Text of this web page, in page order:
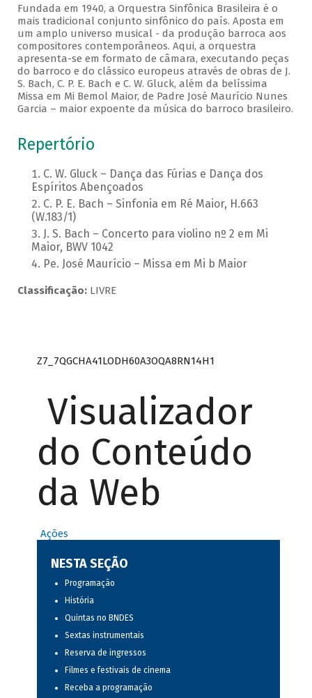
Fundada em 1940, a Orquestra Sinfônica Brasileira é o
mais tradicional conjunto sinfônico do país. Aposta em
um amplo universo musical - da produção barroca aos
compositores contemporâneos. Aqui, a orquestra
apresenta-se em formato de câmara, executando peças
do barroco e do clássico europeus através de obras de J.
S. Bach, C. P. E. Bach e C. W. Gluck, além da belíssima
Missa em Mi Bemol Maior, de Padre José Maurício Nunes
Garcia – maior expoente da música do barroco brasileiro.
Repertório
C. W. Gluck – Dança das Fúrias e Dança dos
Espíritos Abençoados
C. P. E. Bach – Sinfonia em Ré Maior, H.663
(W.183/1)
J. S. Bach – Concerto para violino nº 2 em Mi
Maior, BWV 1042
Pe. José Maurício – Missa em Mi b Maior
Classificação:LIVRE
Z7_7QGCHA41LODH60A3OQA8RN14H1
Visualizador
do Conteúdo
da Web
Ações
NESTA SEÇÃO
Programação
História
Quintas no BNDES
Sextas instrumentais
Reserva de ingressos
Filmes e festivais de cinema
Receba a programação